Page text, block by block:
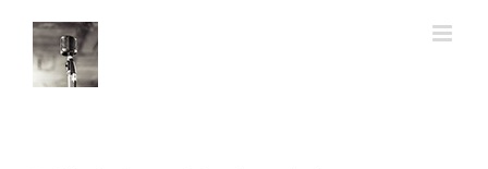
contenu